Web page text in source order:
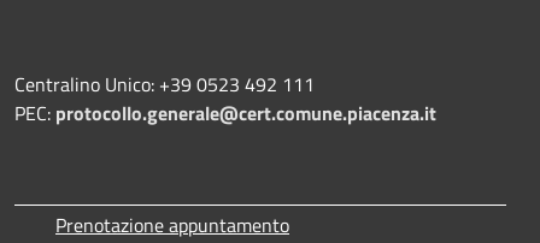
Centralino Unico: +39 0523 492 111
PEC: protocollo.generale@cert.comune.piacenza.it
Prenotazione appuntamento